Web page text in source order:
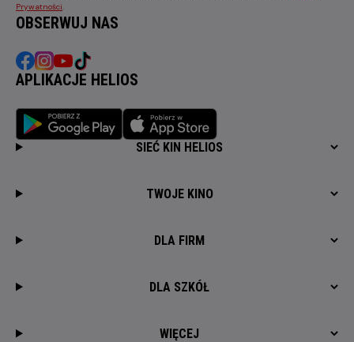
Prywatności.
OBSERWUJ NAS
APLIKACJE HELIOS
SIEĆ KIN HELIOS
TWOJE KINO
DLA FIRM
DLA SZKÓŁ
WIĘCEJ